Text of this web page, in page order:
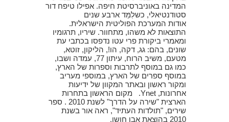
המדינה באוניברסיטת חיפה. אפילו טיפח דור
סטודנטיאלי, כשלִמֵּד ארבע שנים
אודות המערכת הפוליטית הישראלית.
התוצאות לא משהו, מתחוור. שיריו, תרגומיו
ומאמרי ביקורת פרי עטו נדפסו בכתבי עת
שונים, בהם: גג, דקה, הו!, הליקון, זוטא,
מטעם, משיב הרוח, עיתון 77, עמדה ושבו,
כמו גם במוסף לתרבות וספרות של הארץ,
במוסף ספרים של הארץ, במוספי מעריב
ומקור ראשון ובאתר המקוון של ידיעות
אחרונות, Ynet. מקום הראשון בתחרות
הארצית "שירה על הדרך" לשנת 2010 . ספר
שירים, "תולדות העתיד", ראה אור בשנת
2010 בהוצאת אבן חושן.